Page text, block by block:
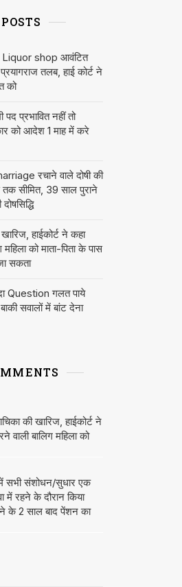
में Liquor shop आवंटित
तलब, हाई कोर्ट ने
को
प्रभावित नहीं तो
को आदेश 1 माह में करे
रचाने वाले दोषी की
सीमित, 39 साल पुराने
हाईकोर्ट ने कहा
को माता-पिता के पास
सकता
Question गलत पाये
सवालों में बांट देना
की खारिज, हाईकोर्ट ने
वाली बालिग महिला को
संशोधन/सुधार एक
में रहने के दौरान किया
के 2 साल बाद पेंशन का